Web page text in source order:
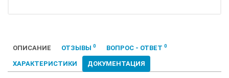
ОПИСАНИЕ ОТЗЫВЫ 0 ВОПРОС - ОТВЕТ 0
ХАРАКТЕРИСТИКИ ДОКУМЕНТАЦИЯ